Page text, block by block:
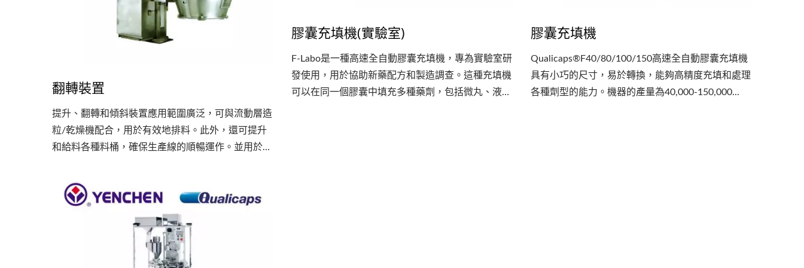
翻轉裝置
提升、翻轉和傾斜裝置應用範圍廣泛，可與流動層造
粒/乾燥機配合，用於有效地排料。此外，還可提升
和給料各種料桶，確保生產線的順暢運作。並用於打
順暢、高效的入料過程。
膠囊充填機(實驗室)
F-Labo是一種高速全自動膠囊充填機，專為實驗室研
發使用，用於協助新藥配方和製造調查。這種充填機
可以在同一個膠囊中填充多種藥劑，包括微丸、液體
膠囊充填機
Qualicaps®F40/80/100/150高速全自動膠囊充填機
具有小巧的尺寸，易於轉換，能夠高精度充填和處理
各種劑型的能力。機器的產量為40,000-150,000...